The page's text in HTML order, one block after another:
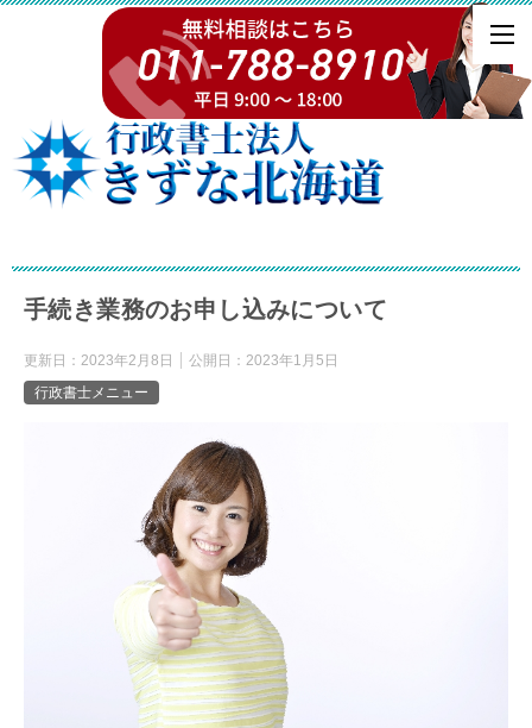
手続き業務のお申し込みについて
更新日： 2023年2月8日 公開日： 2023年1月5日
行政書士メニュー